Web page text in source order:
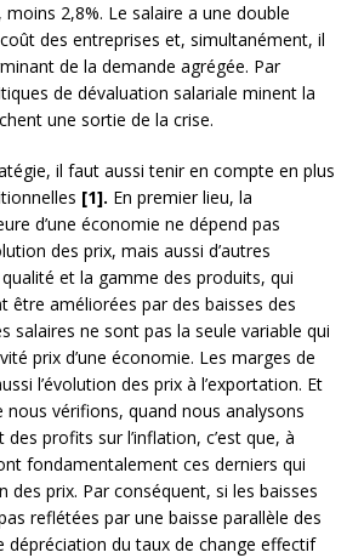
2,8%. Le salaire a une double
des entreprises et, simultanément, il
de la demande agrégée. Par
de dévaluation salariale minent la
une sortie de la crise.
il faut aussi tenir en compte en plus
[1]. En premier lieu, la
d’une économie ne dépend pas
des prix, mais aussi d’autres
et la gamme des produits, qui
être améliorées par des baisses des
salaires ne sont pas la seule variable qui
prix d’une économie. Les marges de
l’évolution des prix à l’exportation. Et
nous vérifions, quand nous analysons
des profits sur l’inflation, c’est que, à
fondamentalement ces derniers qui
des prix. Par conséquent, si les baisses
reflétées par une baisse parallèle des
dépréciation du taux de change effectif